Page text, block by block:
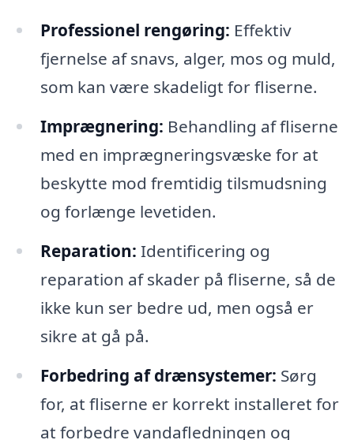
Professionel rengøring: Effektiv
fjernelse af snavs, alger, mos og muld,
som kan være skadeligt for fliserne.
Imprægnering: Behandling af fliserne
med en imprægneringsvæske for at
beskytte mod fremtidig tilsmudsning
og forlænge levetiden.
Reparation: Identificering og
reparation af skader på fliserne, så de
ikke kun ser bedre ud, men også er
sikre at gå på.
Forbedring af drænsystemer: Sørg
for, at fliserne er korrekt installeret for
at forbedre vandafledningen og